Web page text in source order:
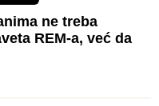
ne treba
REM-a, već da